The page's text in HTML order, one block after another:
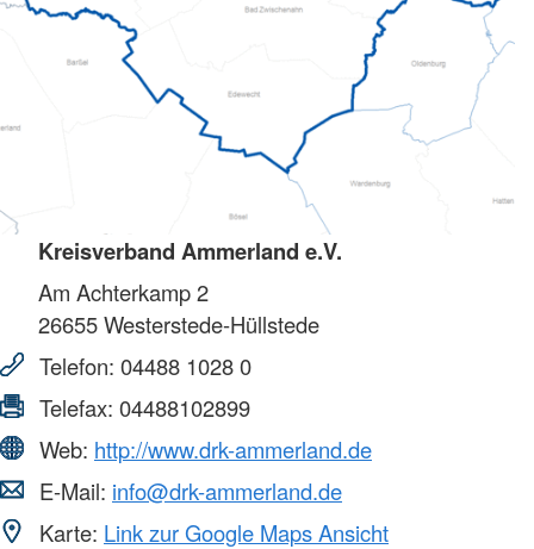
Kreisverband Ammerland e.V.
Am Achterkamp 2
26655Westerstede-Hüllstede
Telefon: 04488 1028 0
Telefax: 04488102899
Web: http://www.drk-ammerland.de
E-Mail: info@drk-ammerland.de
Karte: Link zur Google Maps Ansicht